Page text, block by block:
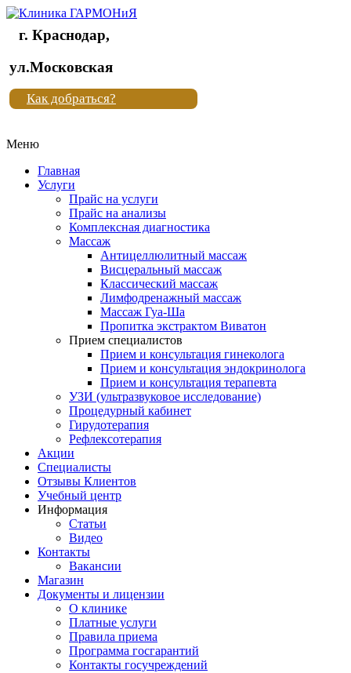
Клиника
"Новая
жизнь"
Клиника
жизнь"
г. Краснодар,
ул.Московская
Как добраться?
Меню
Главная
Услуги
Прайс на услуги
Прайс на анализы
Комплексная диагностика
Массаж
Антицеллюлитный массаж
Висцеральный массаж
Классический массаж
Лимфодренажный массаж
Массаж Гуа-Ша
Пропитка экстрактом Виватон
Прием специалистов
Прием и консультация гинеколога
Прием и консультация эндокринолога
Прием и консультация терапевта
УЗИ (ультразвуковое исследование)
Процедурный кабинет
Гирудотерапия
Рефлексотерапия
Акции
Специалисты
Отзывы Клиентов
Учебный центр
Информация
Статьи
Видео
Контакты
Вакансии
Магазин
Документы и лицензии
О клинике
Платные услуги
Правила приема
Программа госгарантий
Контакты госучреждений